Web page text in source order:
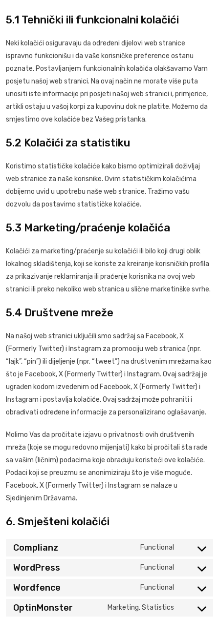
5.1 Tehnički ili funkcionalni kolačići
Neki kolačići osiguravaju da određeni dijelovi web stranice
ispravno funkcionišu i da vaše korisničke preference ostanu
poznate. Postavljanjem funkcionalnih kolačića olakšavamo Vam
posjetu našoj web stranici. Na ovaj način ne morate više puta
unositi iste informacije pri posjeti našoj web stranici i, primjerice,
artikli ostaju u vašoj korpi za kupovinu dok ne platite. Možemo da
smjestimo ove kolačiće bez Vašeg pristanka.
5.2 Kolačići za statistiku
Koristimo statističke kolačiće kako bismo optimizirali doživljaj
web stranice za naše korisnike. Ovim statističkim kolačićima
dobijemo uvid u upotrebu naše web stranice. Tražimo vašu
dozvolu da postavimo statističke kolačiće.
5.3 Marketing/praćenje kolačića
Kolačići za marketing/praćenje su kolačići ili bilo koji drugi oblik
lokalnog skladištenja, koji se koriste za kreiranje korisničkih profila
za prikazivanje reklamiranja ili praćenje korisnika na ovoj web
stranici ili preko nekoliko web stranica u slične marketinške svrhe.
5.4 Društvene mreže
Na našoj web stranici uključili smo sadržaj sa Facebook, X
(Formerly Twitter) i Instagram za promociju web stranica (npr.
“lajk”, “pin”) ili dijeljenje (npr. “tweet”) na društvenim mrežama kao
što je Facebook, X (Formerly Twitter) i Instagram. Ovaj sadržaj je
ugrađen kodom izvedenim od Facebook, X (Formerly Twitter) i
Instagram i postavlja kolačiće. Ovaj sadržaj može pohraniti i
obrađivati određene informacije za personalizirano oglašavanje.
Molimo Vas da pročitate izjavu o privatnosti ovih društvenih
mreža (koje se mogu redovno mijenjati) kako bi pročitali šta rade
sa vašim (ličnim) podacima koje obrađuju koristeći ove kolačiće.
Podaci koji se preuzmu se anonimiziraju što je više moguće.
Facebook, X (Formerly Twitter) i Instagram se nalaze u
Sjedinjenim Državama.
6. Smješteni kolačići
Complianz Functional
Consent
complianz
WordPress Functional
Consent
wordpress
Wordfence Functional
Consent
OptinMonster Marketing, Statistics
Consent